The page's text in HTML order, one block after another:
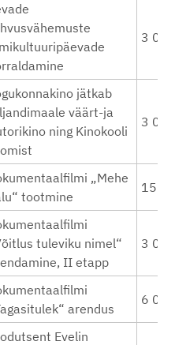
3 000
jätkab
väärt-ja
ning Kinokooli
3 000
„Mehe
tootmine
15
tuleviku nimel“
II etapp
3 000
arendus
6 000
Evelin